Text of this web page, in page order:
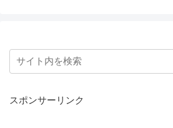
スポンサーリンク